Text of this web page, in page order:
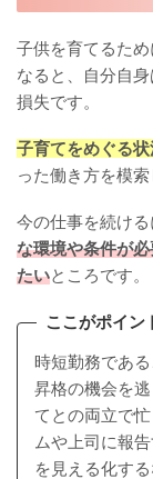
子供を育てるた
なると、自分自
損失です。
子育てをめぐる
った働き方を模索
今の仕事を続ける
な環境や条件が
たいところです。
ここがポイン
時短勤務であ
昇格の機会を
てとの両立で
ムや上司に報
を見える化す